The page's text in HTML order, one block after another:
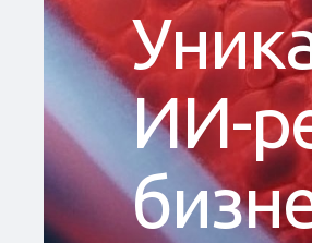
Уник
ИИ-р
бизн